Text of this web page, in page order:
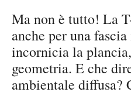
Ma non è tutto! La
anche per una
incornicia la
geometria. E che
ambientale diffusa?